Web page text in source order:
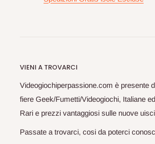
VIENI A TROVARCI
Videogiochiperpassione.com è presente
fiere Geek/Fumetti/Videogiochi, Italiane
Rari e prezzi vantaggiosi sulle nuove
Passate a trovarci, cosi da poterci